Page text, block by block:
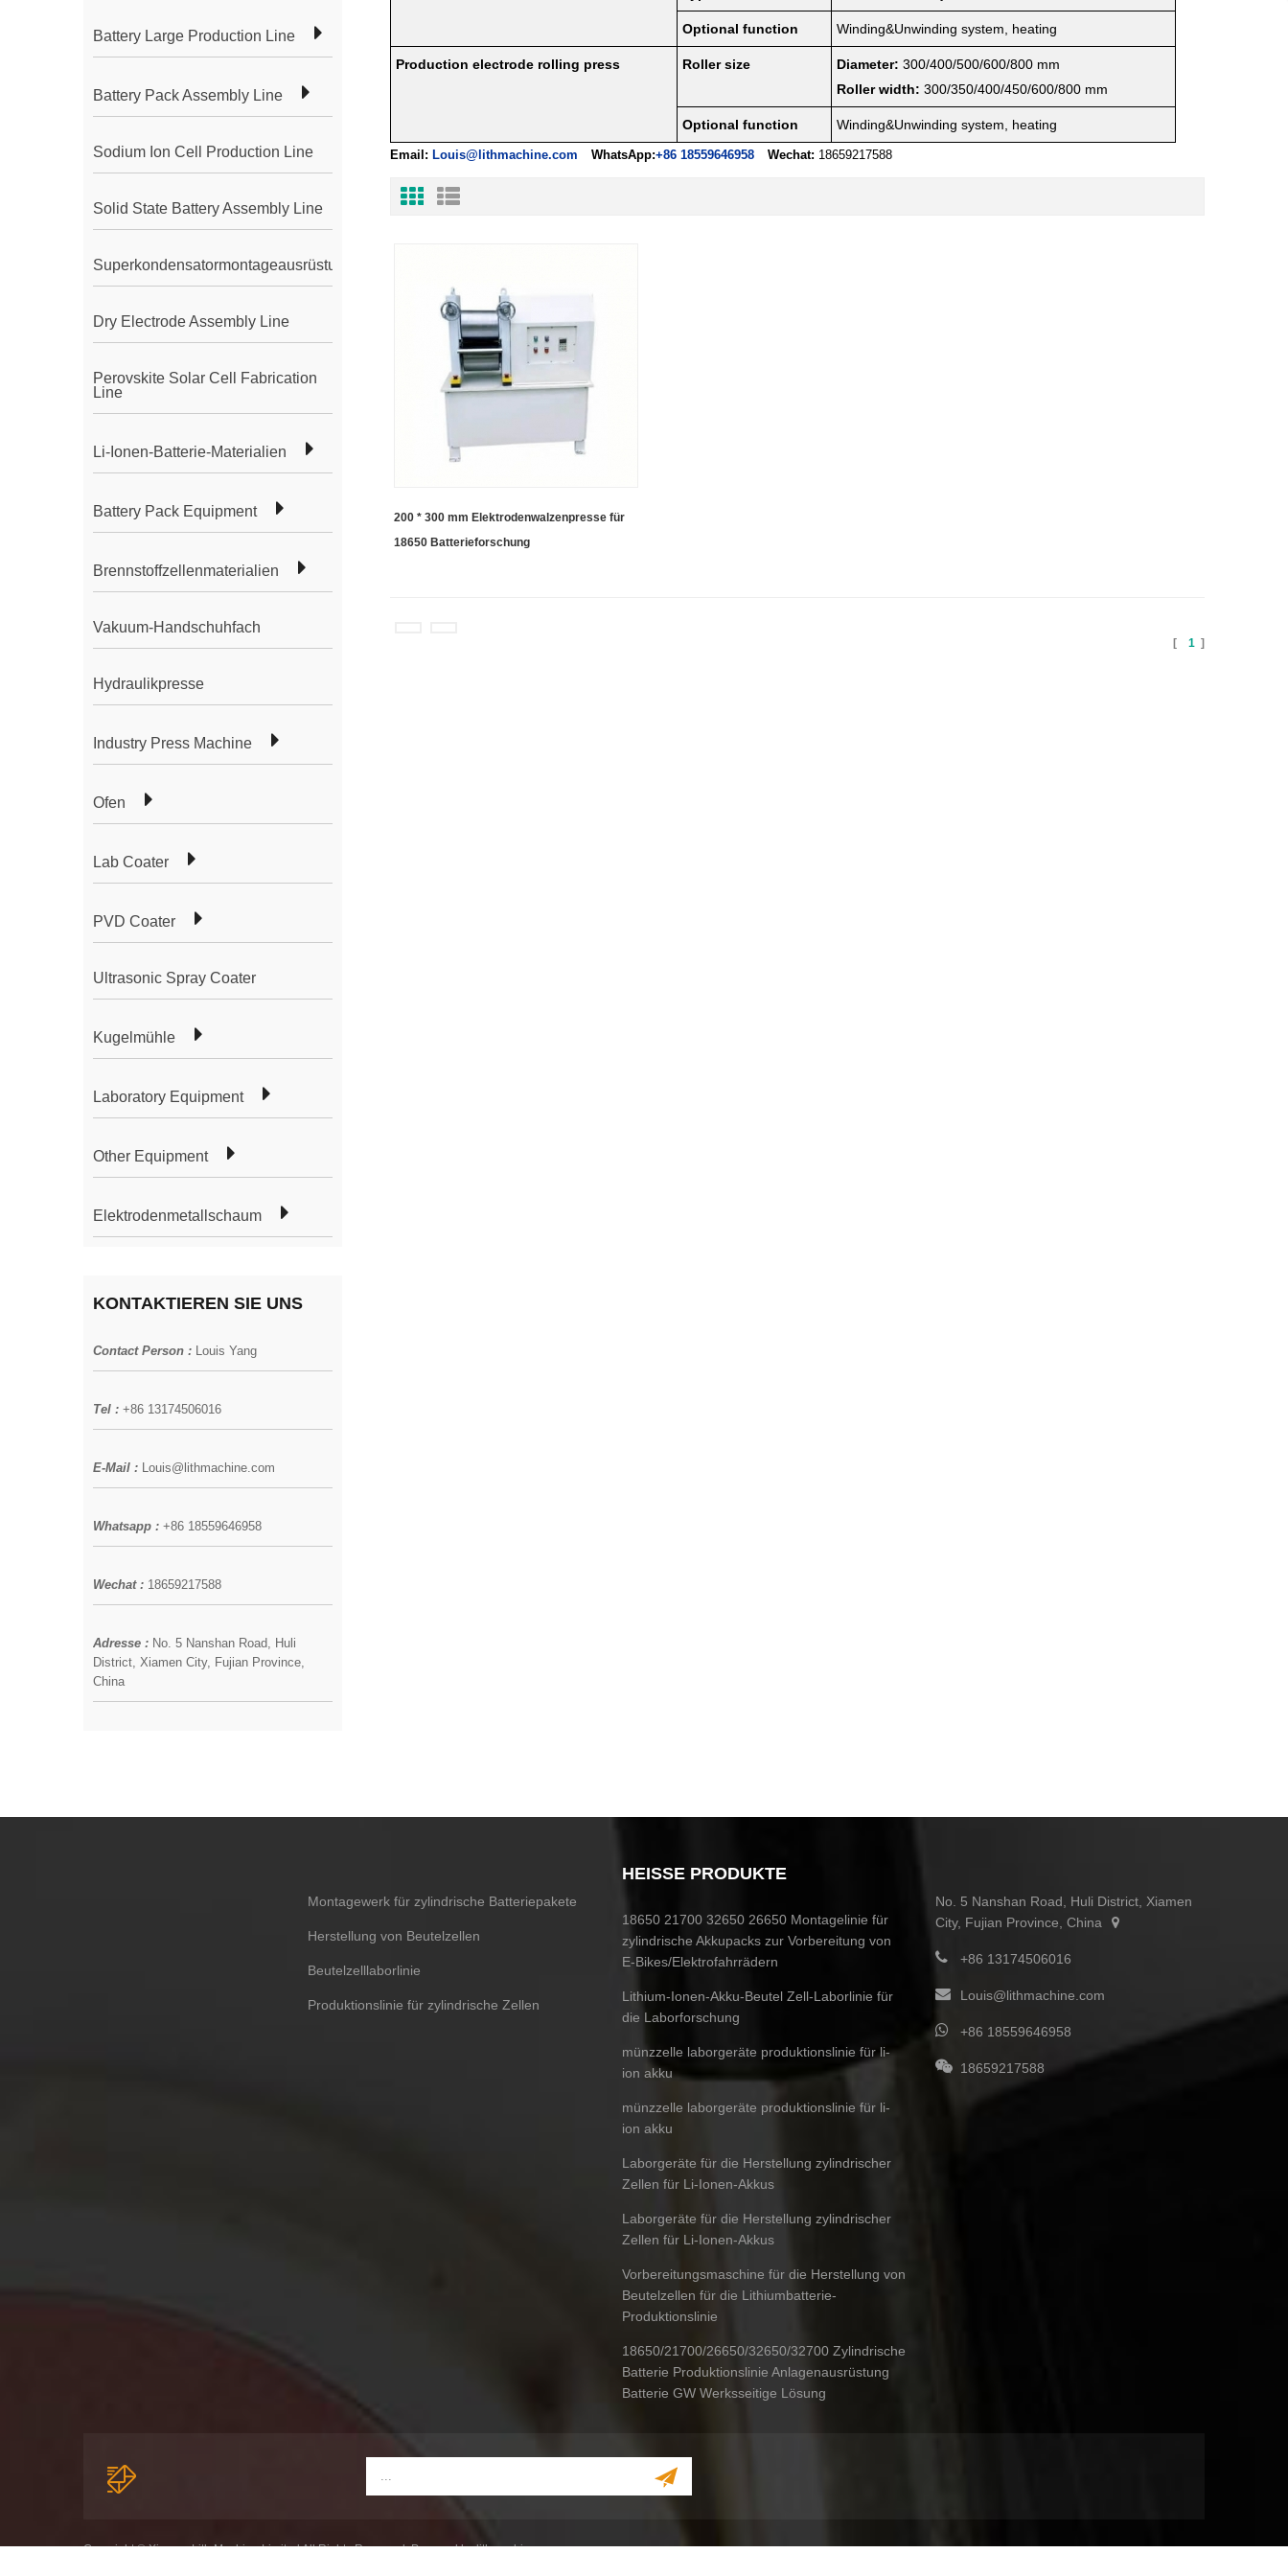
Battery Large Production Line
Battery Pack Assembly Line
Sodium Ion Cell Production Line
Solid State Battery Assembly Line
Superkondensatormontageausrüstung
Dry Electrode Assembly Line
Perovskite Solar Cell Fabrication
Line
Li-Ionen-Batterie-Materialien
Battery Pack Equipment
Brennstoffzellenmaterialien
Vakuum-Handschuhfach
Hydraulikpresse
Industry Press Machine
Ofen
Lab Coater
PVD Coater
Ultrasonic Spray Coater
Kugelmühle
Laboratory Equipment
Other Equipment
Elektrodenmetallschaum
KONTAKTIEREN SIE UNS
Contact Person : Louis Yang
Tel : +86 13174506016
E-Mail : Louis@lithmachine.com
Whatsapp : +86 18559646958
Wechat : 18659217588
Adresse : No. 5 Nanshan Road, Huli
District, Xiamen City, Fujian Province,
China
Optional function Winding&Unwinding system, heating
Production electrode rolling press Roller size Diameter: 300/400/500/600/800 mm
Roller width: 300/350/400/450/600/800 mm
Optional function Winding&Unwinding system, heating
Email: Louis@lithmachine.com WhatsApp:+86 18559646958 Wechat: 18659217588
200 * 300 mm Elektrodenwalzenpresse für
18650 Batterieforschung
[ 1 ]
Montagewerk für zylindrische Batteriepakete
Herstellung von Beutelzellen
Beutelzelllaborlinie
Produktionslinie für zylindrische Zellen
HEISSE PRODUKTE
18650 21700 32650 26650 Montagelinie für
zylindrische Akkupacks zur Vorbereitung von
E-Bikes/Elektrofahrrädern
Lithium-Ionen-Akku-Beutel Zell-Laborlinie für
die Laborforschung
münzzelle laborgeräte produktionslinie für li-
ion akku
münzzelle laborgeräte produktionslinie für li-
ion akku
Laborgeräte für die Herstellung zylindrischer
Zellen für Li-Ionen-Akkus
Laborgeräte für die Herstellung zylindrischer
Zellen für Li-Ionen-Akkus
Vorbereitungsmaschine für die Herstellung von
Beutelzellen für die Lithiumbatterie-
Produktionslinie
18650/21700/26650/32650/32700 Zylindrische
Batterie Produktionslinie Anlagenausrüstung
Batterie GW Werksseitige Lösung
No. 5 Nanshan Road, Huli District, Xiamen
City, Fujian Province, China
+86 13174506016
Louis@lithmachine.com
+86 18559646958
18659217588
Copyright © Xiamen Lith Machine Limited All Rights Reserved. Powered bylithmachine.com